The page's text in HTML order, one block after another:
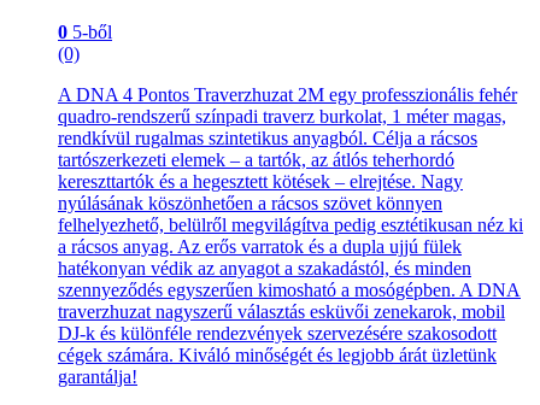
0 5-ből
(0)
A DNA 4 Pontos Traverzhuzat 2M egy professzionális fehér
quadro-rendszerű színpadi traverz burkolat, 1 méter magas,
rendkívül rugalmas szintetikus anyagból. Célja a rácsos
tartószerkezeti elemek – a tartók, az átlós teherhordó
kereszttartók és a hegesztett kötések – elrejtése. Nagy
nyúlásának köszönhetően a rácsos szövet könnyen
felhelyezhető, belülről megvilágítva pedig esztétikusan néz ki
a rácsos anyag. Az erős varratok és a dupla ujjú fülek
hatékonyan védik az anyagot a szakadástól, és minden
szennyeződés egyszerűen kimosható a mosógépben. A DNA
traverzhuzat nagyszerű választás esküvői zenekarok, mobil
DJ-k és különféle rendezvények szervezésére szakosodott
cégek számára. Kiváló minőségét és legjobb árát üzletünk
garantálja!